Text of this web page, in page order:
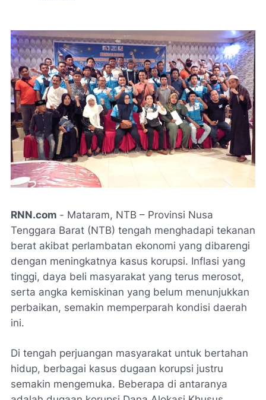
RNN.com - Mataram, NTB – Provinsi Nusa
Tenggara Barat (NTB) tengah menghadapi tekanan
berat akibat perlambatan ekonomi yang dibarengi
dengan meningkatnya kasus korupsi. Inflasi yang
tinggi, daya beli masyarakat yang terus merosot,
serta angka kemiskinan yang belum menunjukkan
perbaikan, semakin memperparah kondisi daerah
ini.
Di tengah perjuangan masyarakat untuk bertahan
hidup, berbagai kasus dugaan korupsi justru
semakin mengemuka. Beberapa di antaranya